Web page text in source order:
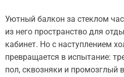
Уютный балкон за стеклом
из него пространство для
кабинет. Но с наступлением
превращается в испытание:
пол, сквозняки и промозглый